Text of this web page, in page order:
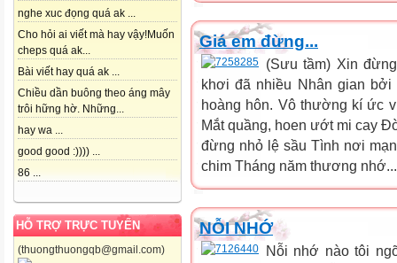
nghe xuc đọng quá ak ...
Cho hỏi ai viết mà hay vậy!Muốn
cheps quá ak...
Bài viết hay quá ak ...
Chiều dần buông theo áng mây
trôi hững hờ. Những...
hay wa ...
good good :)))) ...
86 ...
HỖ TRỢ TRỰC TUYẾN
(thuongthuongqb@gmail.com)
Giá em đừng...
(Sưu tầm) Xin
khơi đã nhiều Nhân gian
hoàng hôn. Vô thường kí ức
Mắt quầng, hoen ướt mi cay
đừng nhỏ lệ sầu Tình nơi
chim Tháng năm thương nhớ...
NỖI NHỚ
Nỗi nhớ nào tôi